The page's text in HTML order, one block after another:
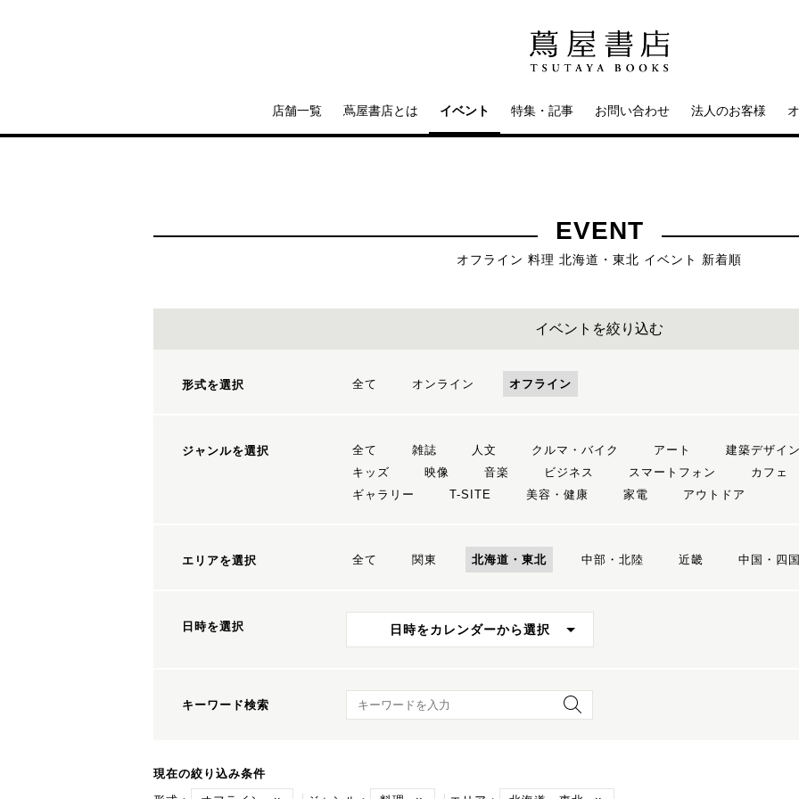
店舗一覧 蔦屋書店とは イベント 特集・記事 お問い合わせ 法人のお客様
EVENT
オフライン 料理 北海道・東北 イベント 新着順
イベントを絞り込む
形式を選択 全て オンライン オフライン
ジャンルを選択 全て 雑誌 人文 クルマ・バイク アート 建築デザイン
キッズ
映像 音楽 ビジネス スマートフォン カフェ
ギャラリー
T-SITE 美容・健康 家電 アウトドア
エリアを選択 全て 関東 北海道・東北 中部・北陸 近畿 中国・四国
日時を選択 日時をカレンダーから選択
キーワード検索 キーワード検索
現在の絞り込み条件